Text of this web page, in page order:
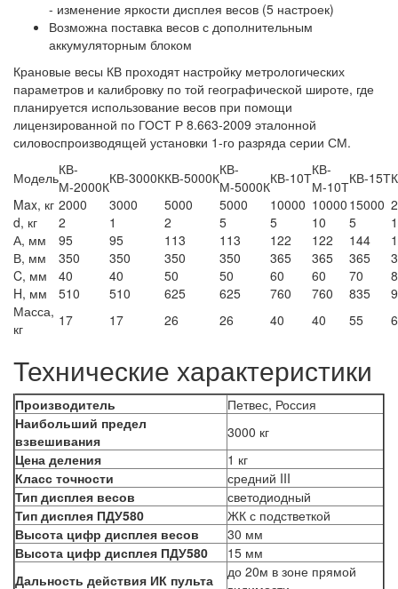
- изменение яркости дисплея весов (5 настроек)
Возможна поставка весов с дополнительным
аккумуляторным блоком
Крановые весы КВ проходят настройку метрологических
параметров и калибровку по той географической широте, где
планируется использование весов при помощи
лицензированной по ГОСТ Р 8.663-2009 эталонной
силовоспроизводящей установки 1-го разряда серии СМ.
МодельКВ-
М-2000ККВ-3000ККВ-5000ККВ-
М-5000ККВ-10ТКВ-
М-10ТКВ-15Т
Max, кг 2000 3000 5000 5000 10000 10000 15000
d, кг
2 1 2 5 5 10 5
А, мм
95 95 113 113 122 122 144
В, мм
350 350 350 350 365 365 365
C, мм
40 40 50 50 60 60 70
H, мм
510 510 625 625 760 760 835
Масса,
кг
17 17 26 26 40 40 55
Технические характеристики
Производитель
Петвес, Россия
Наибольший предел
взвешивания
3000 кг
Цена деления
1 кг
Класс точности
средний III
Тип дисплея весов
светодиодный
Тип дисплея ПДУ580
ЖК с подстветкой
Высота цифр дисплея весов
30 мм
Высота цифр дисплея ПДУ580
15 мм
Дальность действия ИК пульта
до 20м в зоне прямой